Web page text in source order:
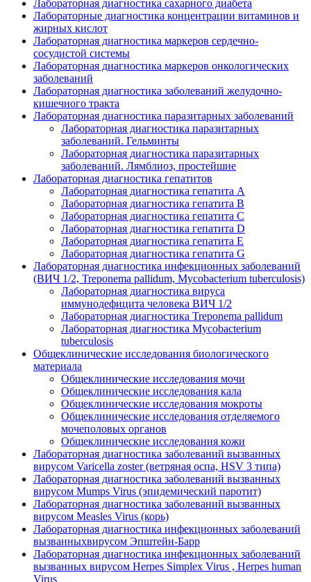
Лабораторная диагностика сахарного диабета
Лабораторные диагностика концентрации витаминов и
жирных кислот
Лабораторная диагностика маркеров сердечно-
сосудистой системы
Лабораторная диагностика маркеров онкологических
заболеваний
Лабораторная диагностика заболеваний желудочно-
кишечного тракта
Лабораторная диагностика паразитарных заболеваний
Лабораторная диагностика паразитарных
заболеваний. Гельминты
Лабораторная диагностика паразитарных
заболеваний. Лямблиоз, простейшие
Лабораторная диагностика гепатитов
Лабораторная диагностика гепатита А
Лабораторная диагностика гепатита В
Лабораторная диагностика гепатита С
Лабораторная диагностика гепатита D
Лабораторная диагностика гепатита E
Лабораторная диагностика гепатита G
Лабораторная диагностика инфекционных заболеваний
(ВИЧ 1/2, Treponema pallidum, Mycobacterium tuberculosis)
Лабораторная диагностика вируса
иммунодефицита человека ВИЧ 1/2
Лабораторная диагностика Treponema pallidum
Лабораторная диагностика Mycobacterium
tuberculosis
Общеклинические исследования биологического
материала
Общеклинические исследования мочи
Общеклинические исследования кала
Общеклинические исследования мокроты
Общеклинические исследования отделяемого
мочеполовых органов
Общеклинические исследования кожи
Лабораторная диагностика заболеваний вызванных
вирусом Varicella zoster (ветряная оспа, HSV 3 типа)
Лабораторная диагностика заболеваний вызванных
вирусом Mumps Virus (эпидемический паротит)
Лабораторная диагностика заболеваний вызванных
вирусом Measles Virus (корь)
Лабораторная диагностика инфекционных заболеваний
вызванныхвирусом Эпштейн-Барр
Лабораторная диагностика инфекционных заболеваний
вызванных вирусом Herpes Simplex Virus , Herpes human
Virus